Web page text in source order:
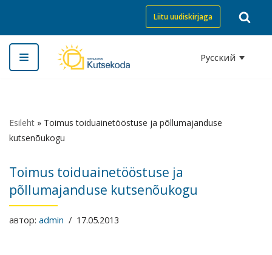
Перейти
к
содержимому
Liitu uudiskirjaga
Русский
Esileht » Toimus toiduainetööstuse ja põllumajanduse
kutsenõukogu
Toimus toiduainetööstuse ja
põllumajanduse kutsenõukogu
автор: admin 17.05.2013